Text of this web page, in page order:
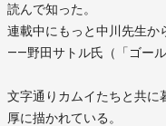
読んで知った。
連載中にもっと中川先生か
――野田サトル氏（「ゴール
文字通りカムイたちと共に
厚に描かれている。